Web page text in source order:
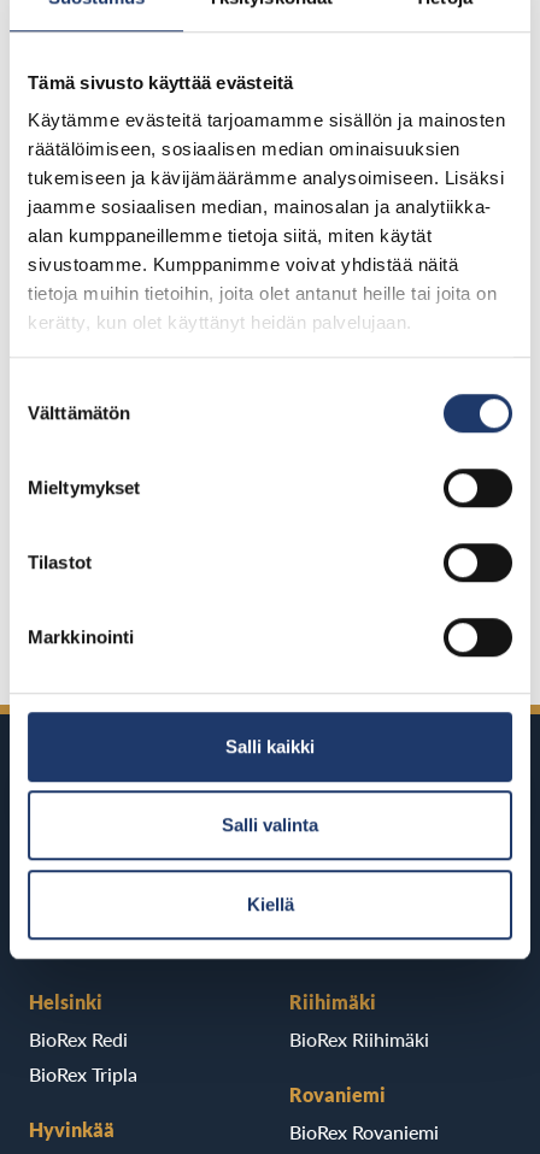
Tämä sivusto käyttää evästeitä
Käytämme evästeitä tarjoamamme sisällön ja mainosten
räätälöimiseen, sosiaalisen median ominaisuuksien
tukemiseen ja kävijämäärämme analysoimiseen. Lisäksi
jaamme sosiaalisen median, mainosalan ja analytiikka-
alan kumppaneillemme tietoja siitä, miten käytät
sivustoamme. Kumppanimme voivat yhdistää näitä
tietoja muihin tietoihin, joita olet antanut heille tai joita on
kerätty, kun olet käyttänyt heidän palvelujaan.
valinta
Välttämätön
Mieltymykset
Tilastot
Markkinointi
Salli kaikki
Salli valinta
Kiellä
*klo 15.00 jälkeen alkavat näytökset normaalihintaisia
Poppari & juoma-combot tarjouksessa
Leffaeväät halpojen leffalippujen kylkeen irtoavat nekin
edullisimmillaan vain 4 eurolla! Combovalikoimasta voi
valita itselleen sopivan kokoiset popparit sekä juoman,
sillä tarjoamme kaikki kolme (3) kokoa kampanja-ajan
alennetuilla hinnoilla:
LeffaCombo M vain 4 € (norm. 6,95€)
*kaikki leffacombot sisältävät popparit 1,5-5,5l sekä
Jaa WhatsAppissa
Helsinki
BioRex Redi
BioRex Tripla
Hyvinkää
Riihimäki
BioRex Riihimäki
Rovaniemi
BioRex Rovaniemi